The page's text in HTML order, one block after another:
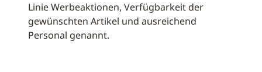
Linie Werbeaktionen, Verfügbarkeit der
gewünschten Artikel und ausreichend
Personal genannt.